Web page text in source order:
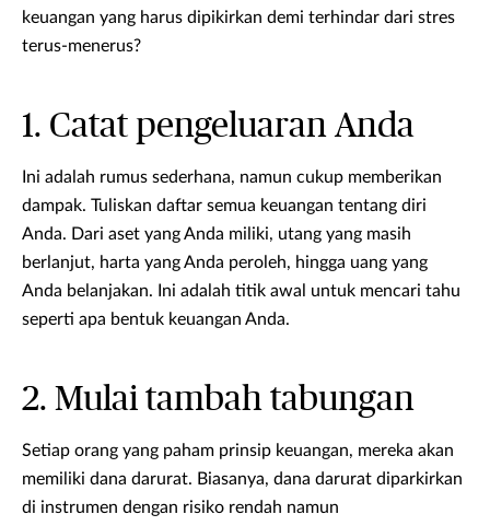
keuangan yang harus dipikirkan demi terhindar dari stres
terus-menerus?
1. Catat pengeluaran Anda
Ini adalah rumus sederhana, namun cukup memberikan
dampak. Tuliskan daftar semua keuangan tentang diri
Anda. Dari aset yang Anda miliki, utang yang masih
berlanjut, harta yang Anda peroleh, hingga uang yang
Anda belanjakan. Ini adalah titik awal untuk mencari tahu
seperti apa bentuk keuangan Anda.
2. Mulai tambah tabungan
Setiap orang yang paham prinsip keuangan, mereka akan
memiliki dana darurat. Biasanya, dana darurat diparkirkan
di instrumen dengan risiko rendah namun